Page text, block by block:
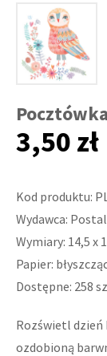
3,50 zł
Kod produktu:
Wydawca:
Wymiary: 14,5 x
Papier:
Dostępne: 258
Rozświetl dzień
ozdobioną